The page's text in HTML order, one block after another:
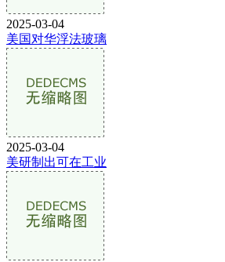
2025-03-04
美国对华浮法玻璃
2025-03-04
美研制出可在工业